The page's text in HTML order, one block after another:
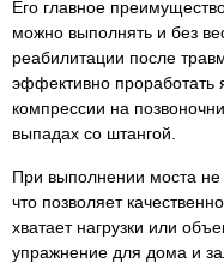
Его главное
можно выполнять и без
реабилитации после
эффективно
компрессии на
выпадах со штангой.
При выполнении моста не
что позволяет
хватает нагрузки или
упражнение для дома и